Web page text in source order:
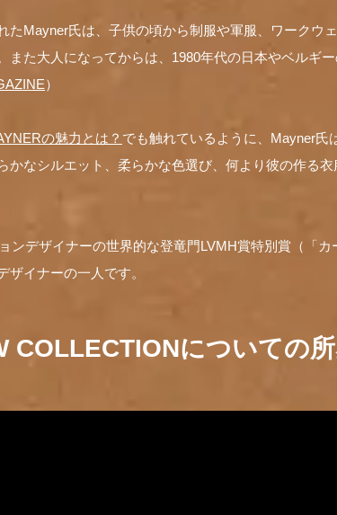
たMayner氏は、子供の頃から制服や軍服、ワークウ
また大人になってからは、1980年代の日本やベルギ
）
の魅力とは？ でも触れているように、Mayner氏
かなシルエット、柔らかな色選び、何より彼の作る
ンデザイナーの世界的な登竜門LVMH賞特別賞（「
ザイナーの一人です。
COLLECTIONについての